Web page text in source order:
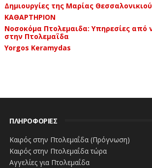
Δημιουργίες της Μαρίας Θεσσαλονικιού
ΚΑΘΑΡΤΗΡΙΟΝ
Νοσοκόμα Πτολεμαιδα: Υπηρεσίες από
στην Πτολεμαΐδα
Yorgos Keramydas
ΠΛΗΡΟΦΟΡΙΕΣ
Καιρός στην Πτολεμαΐδα (Πρόγνωση)
Καιρός στην Πτολεμαΐδα τώρα
Αγγελίες για Πτολεμαΐδα